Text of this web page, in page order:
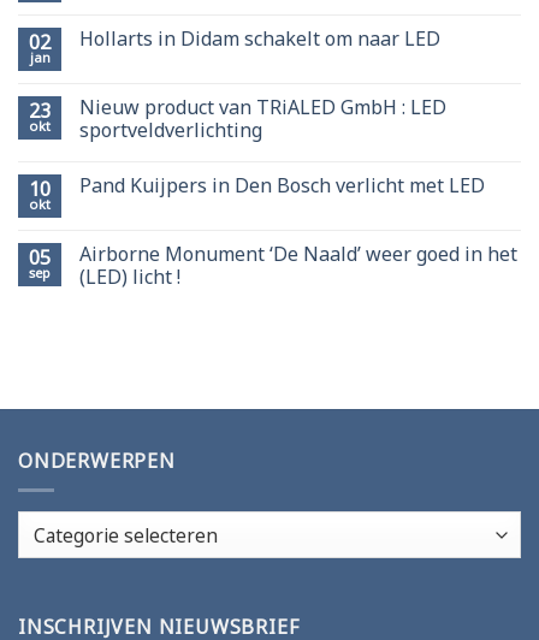
02
jan
Hollarts in Didam schakelt om naar LED
23
okt
Nieuw product van TRiALED GmbH : LED
sportveldverlichting
10
okt
Pand Kuijpers in Den Bosch verlicht met LED
05
sep
Airborne Monument ‘De Naald’ weer goed in het
(LED) licht !
ONDERWERPEN
Onderwerpen
INSCHRIJVEN NIEUWSBRIEF